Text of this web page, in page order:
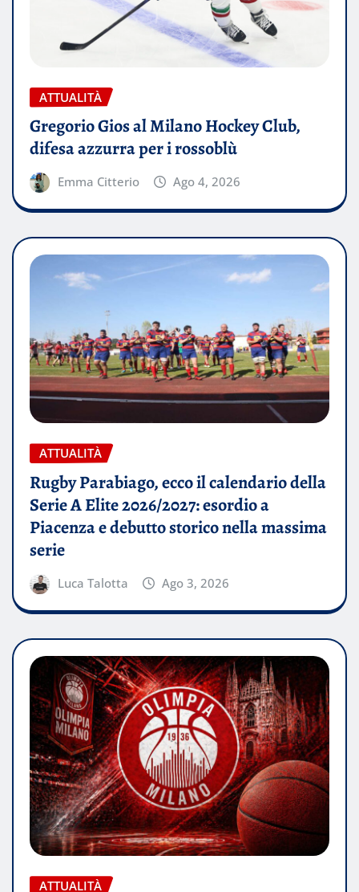
ATTUALITÀ
Gregorio Gios al Milano Hockey Club,
difesa azzurra per i rossoblù
Emma Citterio Ago 4, 2026
ATTUALITÀ
Rugby Parabiago, ecco il calendario della
Serie A Elite 2026/2027: esordio a
Piacenza e debutto storico nella massima
serie
Luca Talotta Ago 3, 2026
ATTUALITÀ